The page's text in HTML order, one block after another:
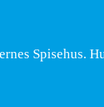
Spisehus.